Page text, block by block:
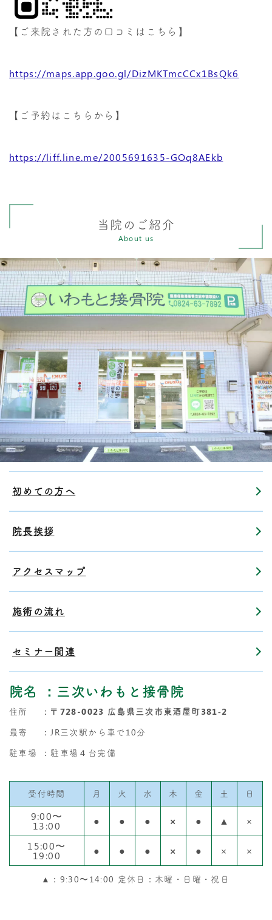
【ご来院された方の口コミはこちら】
https://maps.app.goo.gl/DizMKTmcCCx1BsQk6
【ご予約はこちらから】
https://liff.line.me/2005691635-GOq8AEkb
当院のご紹介
About us
初めての方へ
院長挨拶
アクセスマップ
施術の流れ
セミナー関連
院名 ：三次いわもと接骨院
住所 ： 〒728-0023 広島県三次市東酒屋町381‐2
最寄
：JR三次駅から車で10分
駐車場
：駐車場４台完備
受付時間 月 火 水 木 金 土 日
9:00〜
13:00 ● ● ● × ● ▲
×
15:00〜
19:00 ● ● ● × ● × ×
▲：9:30〜14:00 定休日：木曜・日曜・祝日